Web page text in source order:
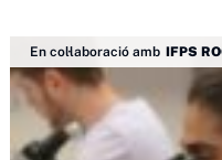
En col·laboració amb IFPS